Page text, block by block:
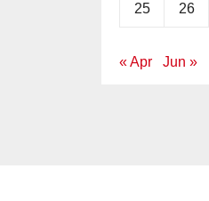
25 26
« Apr Jun »